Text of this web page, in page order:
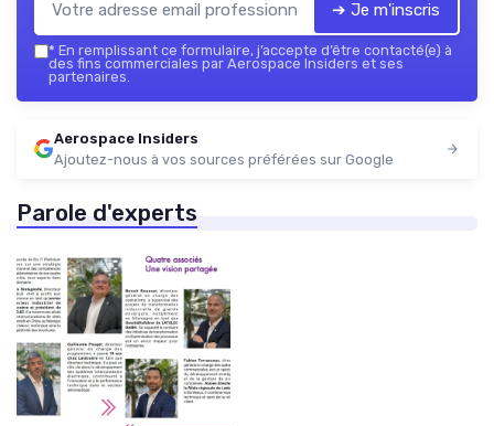
➔ Je m'inscris
* En remplissant ce formulaire, j’accepte d’être contacté(e) à
des fins commerciales par Aerospace Insiders et ses
partenaires.
Aerospace Insiders
Ajoutez-nous à vos sources préférées sur Google
Parole d'experts